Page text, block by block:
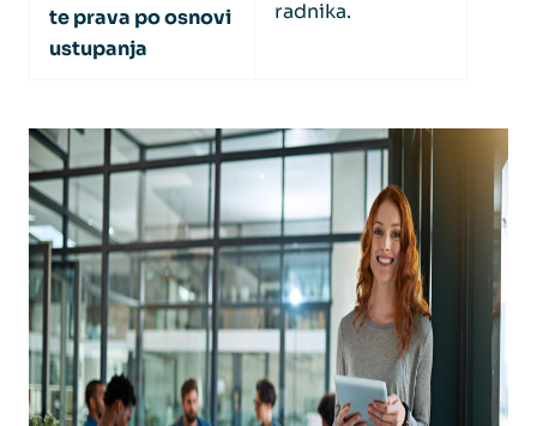
te prava po osnovi
ustupanja
radnika.